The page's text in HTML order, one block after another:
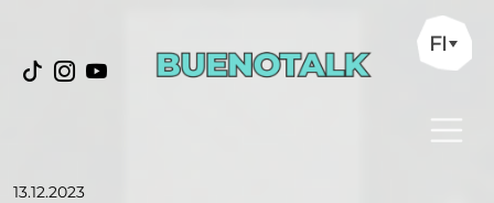
FI
13.12.2023